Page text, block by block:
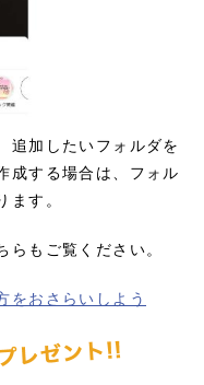
追加したいフォルダを
成する場合は、フォル
ます。
らもご覧ください。
をおさらいしよう